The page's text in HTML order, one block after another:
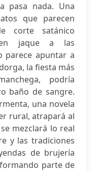
pasa nada. Una
que parecen
corte satánico
jaque a las
parece apuntar a
la fiesta más
podría
baño de sangre.
una novela
rural, atrapará al
mezclará lo real
y las tradiciones
de brujería
parte de